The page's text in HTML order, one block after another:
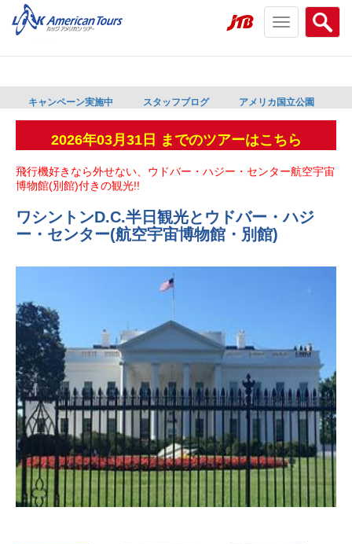
Search
menu
Toggle
navigation
キャンペーン実施中 スタッフブログ アメリカ国立公園
2026年03月31日 までのツアーはこちら
飛行機好きなら外せない、ウドバー・ハジー・センター航空宇宙
博物館(別館)付きの観光!!
ワシントンD.C.半日観光とウドバー・ハジ
ー・センター(航空宇宙博物館・別館)